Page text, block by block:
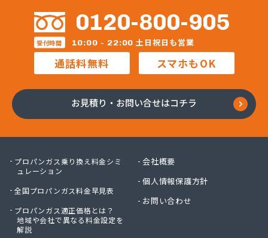
小原プロパン
小川商店
昭和電工株式会社熊本ガスセンター
松村石油ガス商会
松島プロパンガス株式会社
上竹プロパン
城南プロパンガス商会
人吉木炭株式会社
西吉美商店
西島燃料店
西部ガスエネルギー株式会社 熊本支店
川口ガス設備
0120-800-905
受付時間 10:00 - 22:00 土日祝日も営業
通話料無料 スマホもOK
お見積り・お問い合せはコチラ
プロパンガス乗り換え料金シミ
ュレーション
全国プロパンガス料金早見表
プロパンガス適正価格とは？
地域や会社で異なる料金設定を
解説
会社概要
個人情報保護方針
お問い合わせ